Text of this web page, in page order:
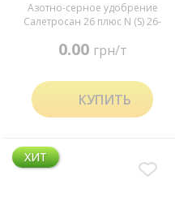
Азотно-серное удобрение
Салетросан 26 плюс N (S) 26-
0.00 грн/т
КУПИТЬ
ХИТ